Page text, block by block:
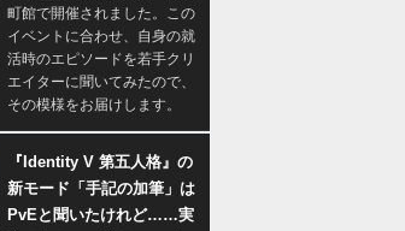
町館で開催されました。この
イベントに合わせ、自身の就
活時のエピソードを若手クリ
エイターに聞いてみたので、
その模様をお届けします。
『Identity V 第五人格』の
新モード「手記の加筆」は
PvEと聞いたけれど……実